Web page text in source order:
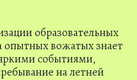
образовательных
опытных вожатых знает
событиями,
на летней